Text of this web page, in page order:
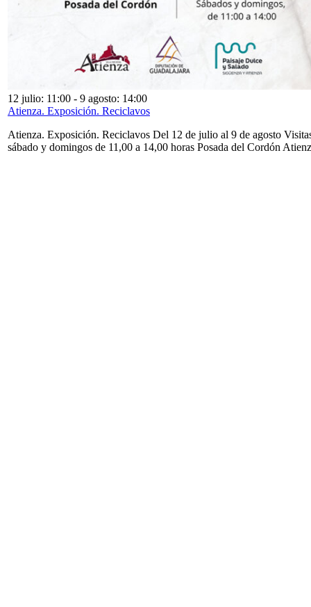
12 julio: 11:00 - 9 agosto: 14:00
Atienza. Exposición. Reciclavos
Atienza. Exposición. Reciclavos Del 12 de julio al 9 de agosto
sábado y domingos de 11,00 a 14,00 horas Posada del Cordón